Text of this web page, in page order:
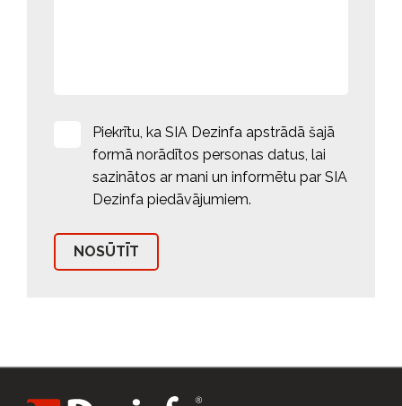
Piekrītu, ka SIA Dezinfa apstrādā šajā
formā norādītos personas datus, lai
sazinātos ar mani un informētu par SIA
Dezinfa piedāvājumiem.